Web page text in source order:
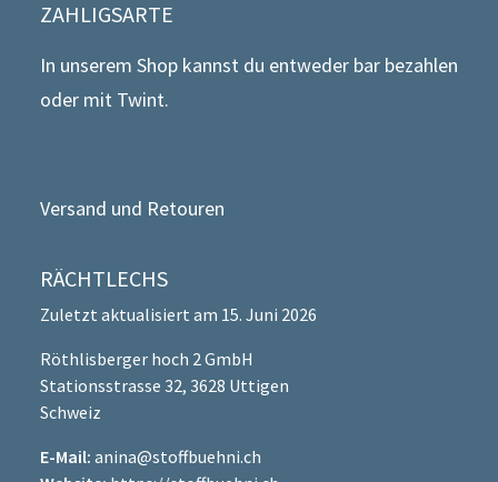
ZAHLIGSARTE
In unserem Shop kannst du entweder bar bezahlen
oder mit Twint.
Versand und Retouren
RÄCHTLECHS
Zuletzt aktualisiert am 15. Juni 2026
Röthlisberger hoch 2 GmbH
Stationsstrasse 32, 3628 Uttigen
Schweiz
E-Mail: anina@stoffbuehni.ch